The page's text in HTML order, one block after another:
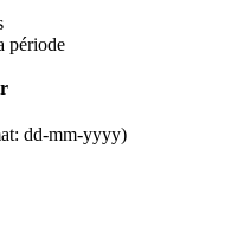
période
dd-mm-yyyy)